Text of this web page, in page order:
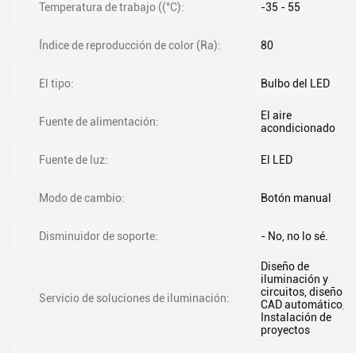
Temperatura de trabajo ((°C): -35 - 55
Índice de reproducción de color (Ra): 80
El tipo: Bulbo del LED
Fuente de alimentación:
El aire
acondicionado
Fuente de luz: El LED
Modo de cambio: Botón manual
Disminuidor de soporte: - No, no lo sé.
Servicio de soluciones de iluminación:
Diseño de
iluminación y
circuitos, diseño
CAD automático,
Instalación de
proyectos